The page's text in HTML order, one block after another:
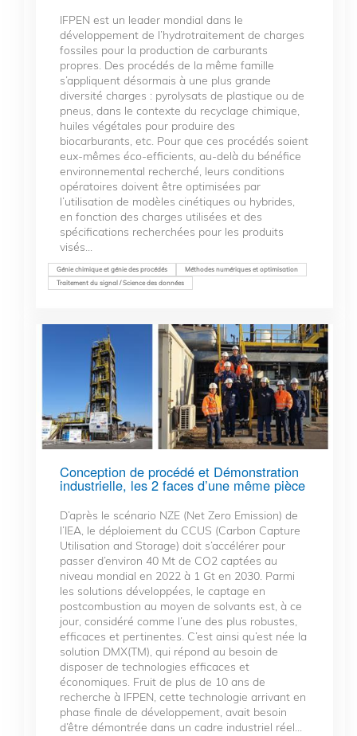
IFPEN est un leader mondial dans le
développement de l’hydrotraitement de charges
fossiles pour la production de carburants
propres. Des procédés de la même famille
s’appliquent désormais à une plus grande
diversité charges : pyrolysats de plastique ou de
pneus, dans le contexte du recyclage chimique,
huiles végétales pour produire des
biocarburants, etc. Pour que ces procédés soient
eux-mêmes éco-efficients, au-delà du bénéfice
environnemental recherché, leurs conditions
opératoires doivent être optimisées par
l’utilisation de modèles cinétiques ou hybrides,
en fonction des charges utilisées et des
spécifications recherchées pour les produits
visés...
Génie chimique et génie des procédés
Méthodes numériques et optimisation
Traitement du signal / Science des données
Conception de procédé et Démonstration
industrielle, les 2 faces d’une même pièce
D’après le scénario NZE (Net Zero Emission) de
l’IEA, le déploiement du CCUS (Carbon Capture
Utilisation and Storage) doit s’accélérer pour
passer d’environ 40 Mt de CO2 captées au
niveau mondial en 2022 à 1 Gt en 2030. Parmi
les solutions développées, le captage en
postcombustion au moyen de solvants est, à ce
jour, considéré comme l’une des plus robustes,
efficaces et pertinentes. C’est ainsi qu’est née la
solution DMX(TM), qui répond au besoin de
disposer de technologies efficaces et
économiques. Fruit de plus de 10 ans de
recherche à IFPEN, cette technologie arrivant en
phase finale de développement, avait besoin
d’être démontrée dans un cadre industriel réel...